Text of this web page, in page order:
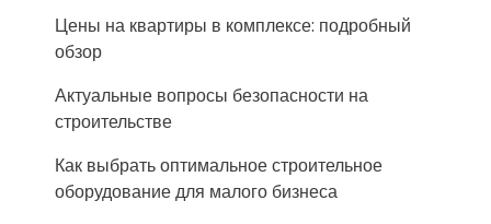
Цены на квартиры в комплексе: подробный
обзор
Актуальные вопросы безопасности на
строительстве
Как выбрать оптимальное строительное
оборудование для малого бизнеса